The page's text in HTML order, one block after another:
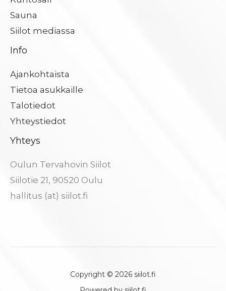
Sauna
Siilot mediassa
Info
Ajankohtaista
Tietoa asukkaille
Talotiedot
Yhteystiedot
Yhteys
Oulun Tervahovin Siilot
Siilotie 21, 90520 Oulu
hallitus (at) siilot.fi
Copyright © 2026 siilot.fi